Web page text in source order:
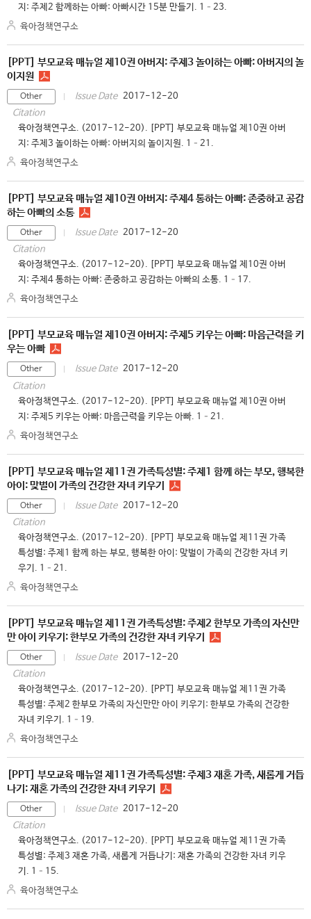
지: 주제2 함께하는 아빠: 아빠시간 15분 만들기. 1–23.
육아정책연구소
[PPT] 부모교육 매뉴얼 제10권 아버지: 주제3 놀이하는 아빠: 아버지의 놀
이지원
Other Issue Date 2017-12-20
Citation
육아정책연구소. (2017-12-20). [PPT] 부모교육 매뉴얼 제10권 아버
지: 주제3 놀이하는 아빠: 아버지의 놀이지원. 1–21.
육아정책연구소
[PPT] 부모교육 매뉴얼 제10권 아버지: 주제4 통하는 아빠: 존중하고 공감
하는 아빠의 소통
Other Issue Date 2017-12-20
Citation
육아정책연구소. (2017-12-20). [PPT] 부모교육 매뉴얼 제10권 아버
지: 주제4 통하는 아빠: 존중하고 공감하는 아빠의 소통. 1–17.
육아정책연구소
[PPT] 부모교육 매뉴얼 제10권 아버지: 주제5 키우는 아빠: 마음근력을 키
우는 아빠
Other Issue Date 2017-12-20
Citation
육아정책연구소. (2017-12-20). [PPT] 부모교육 매뉴얼 제10권 아버
지: 주제5 키우는 아빠: 마음근력을 키우는 아빠. 1–21.
육아정책연구소
[PPT] 부모교육 매뉴얼 제11권 가족특성별: 주제1 함께 하는 부모, 행복한
아이: 맞벌이 가족의 건강한 자녀 키우기
Other Issue Date 2017-12-20
Citation
육아정책연구소. (2017-12-20). [PPT] 부모교육 매뉴얼 제11권 가족
특성별: 주제1 함께 하는 부모, 행복한 아이: 맞벌이 가족의 건강한 자녀 키
우기. 1–21.
육아정책연구소
[PPT] 부모교육 매뉴얼 제11권 가족특성별: 주제2 한부모 가족의 자신만
만 아이 키우기: 한부모 가족의 건강한 자녀 키우기
Other Issue Date 2017-12-20
Citation
육아정책연구소. (2017-12-20). [PPT] 부모교육 매뉴얼 제11권 가족
특성별: 주제2 한부모 가족의 자신만만 아이 키우기: 한부모 가족의 건강한
자녀 키우기. 1–19.
육아정책연구소
[PPT] 부모교육 매뉴얼 제11권 가족특성별: 주제3 재혼 가족, 새롭게 거듭
나기: 재혼 가족의 건강한 자녀 키우기
Other Issue Date 2017-12-20
Citation
육아정책연구소. (2017-12-20). [PPT] 부모교육 매뉴얼 제11권 가족
특성별: 주제3 재혼 가족, 새롭게 거듭나기: 재혼 가족의 건강한 자녀 키우
기. 1–15.
육아정책연구소